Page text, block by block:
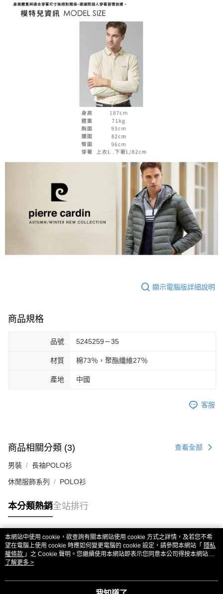
顯示電腦版詳細說明
商品規格
品號 5245259－35
材質 棉73％，聚酯纖維27％
產地 中國
客服
商品相關分類 (3) 查看全部
男裝 長袖POLO衫
休閒服飾系列 POLO衫
本分類熱銷全站排行
熱門標籤
本網站中使用 cookie，欲查詢有關本網站使用 cookie 方式之詳情，及若您不希
望在電腦上使用 cookie 時應如何變更電腦的 cookie 設定，請參閱本網站「 隱私
權條款 」之 Cookie 聲明。您繼續使用本網站即表示您同意本公司得按本網站使
用條款之 Cookie 聲明使用 cookie。
了解更多 >